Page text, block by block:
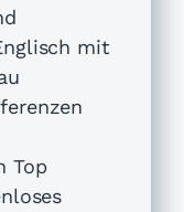
mit
Top